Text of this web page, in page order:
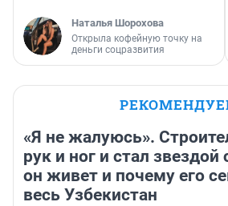
Наталья Шорохова
Открыла кофейную точку на
деньги соцразвития
«Я не жалуюсь».
рук и ног и стал звездой
он живет и почему его
весь Узбекистан